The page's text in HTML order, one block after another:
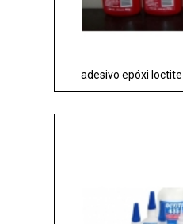
adesivo epóxi